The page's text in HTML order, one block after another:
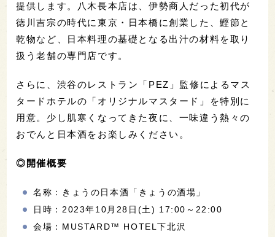
提供します。八木長本店は、伊勢商人だった初代が
徳川吉宗の時代に東京・日本橋に創業した、鰹節と
乾物など、日本料理の基礎となる出汁の材料を取り
扱う老舗の専門店です。
さらに、渋谷のレストラン「PEZ」監修によるマス
タードホテルの「オリジナルマスタード」を特別に
用意。少し肌寒くなってきた夜に、一味違う熱々の
おでんと日本酒をお楽しみください。
◎開催概要
名称：きょうの日本酒「きょうの酒場」
日時：2023年10月28日(土) 17:00～22:00
会場：MUSTARD™ HOTEL下北沢